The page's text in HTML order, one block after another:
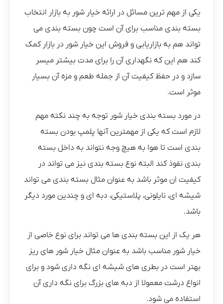
یکی از مهم ترین مسائل در ارائه خیار شور به بازار انتخاب
بسته بندی مناسب برای آن است چون بسته بندی می
تواند هم به بازاریابی و فروش این خیار شور در بازار کمک
کند هم این که نگهداری آن را برای مدت بیشتر میسر
سازد و در حفظ کیفیت آن از جمله طعم و مزه آن بسیار
موثر است.
در مورد بسته بندی خیار شور توجه به چند نکته مهم
لازم است که یکی از مهمترین آنها پلمپ بودن بسته
بندی است تا هوا به هیچ وجه نتواند به داخل بسته
بندی نفوذ کند البته نوع بسته بندی نیز می تواند در
کیفیت ان موثر باشد به عنوان مثال بسته بندی می تواند
شیشه ای، نایلونی، پلاستیکی، دبه ای و چندین مورد دیگر
باشد.
هر یک از این بسته بندی ها می تواند برای نوع خاصی از
خیار شور مناسب باشد به عنوان مثال خیار شور های ریز
بهتر است در بطری های شیشه ای نگه داری شود و برای
انواع درشت معمولا از دبه های بزرگ برای نگه داری آن
استفاده می شود.